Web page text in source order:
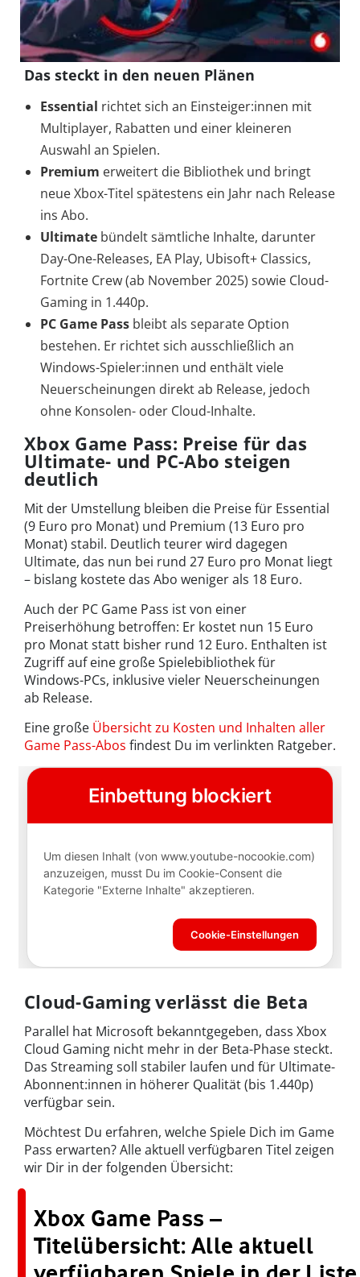
Das steckt in den neuen Plänen
Essential richtet sich an Einsteiger:innen mit
Multiplayer, Rabatten und einer kleineren
Auswahl an Spielen.
Premium erweitert die Bibliothek und bringt
neue Xbox-Titel spätestens ein Jahr nach Release
ins Abo.
Ultimate bündelt sämtliche Inhalte, darunter
Day-One-Releases, EA Play, Ubisoft+ Classics,
Fortnite Crew (ab November 2025) sowie Cloud-
Gaming in 1.440p.
PC Game Pass bleibt als separate Option
bestehen. Er richtet sich ausschließlich an
Windows-Spieler:innen und enthält viele
Neuerscheinungen direkt ab Release, jedoch
ohne Konsolen- oder Cloud-Inhalte.
Xbox Game Pass: Preise für das
Ultimate- und PC-Abo steigen
deutlich
Mit der Umstellung bleiben die Preise für Essential
(9 Euro pro Monat) und Premium (13 Euro pro
Monat) stabil. Deutlich teurer wird dagegen
Ultimate, das nun bei rund 27 Euro pro Monat liegt
– bislang kostete das Abo weniger als 18 Euro.
Auch der PC Game Pass ist von einer
Preiserhöhung betroffen: Er kostet nun 15 Euro
pro Monat statt bisher rund 12 Euro. Enthalten ist
Zugriff auf eine große Spielebibliothek für
Windows-PCs, inklusive vieler Neuerscheinungen
ab Release.
Eine große Übersicht zu Kosten und Inhalten aller
Game Pass-Abos findest Du im verlinkten Ratgeber.
Cloud-Gaming verlässt die Beta
Parallel hat Microsoft bekanntgegeben, dass Xbox
Cloud Gaming nicht mehr in der Beta-Phase steckt.
Das Streaming soll stabiler laufen und für Ultimate-
Abonnent:innen in höherer Qualität (bis 1.440p)
verfügbar sein.
Möchtest Du erfahren, welche Spiele Dich im Game
Pass erwarten? Alle aktuell verfügbaren Titel zeigen
wir Dir in der folgenden Übersicht:
Xbox Game Pass –
Titelübersicht: Alle aktuell